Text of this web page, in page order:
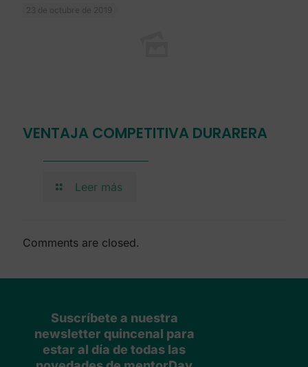
23 de octubre de 2019
VENTAJA COMPETITIVA DURARERA
Leer más
Comments are closed.
Suscríbete a nuestra
newsletter quincenal para
estar al día de todas las